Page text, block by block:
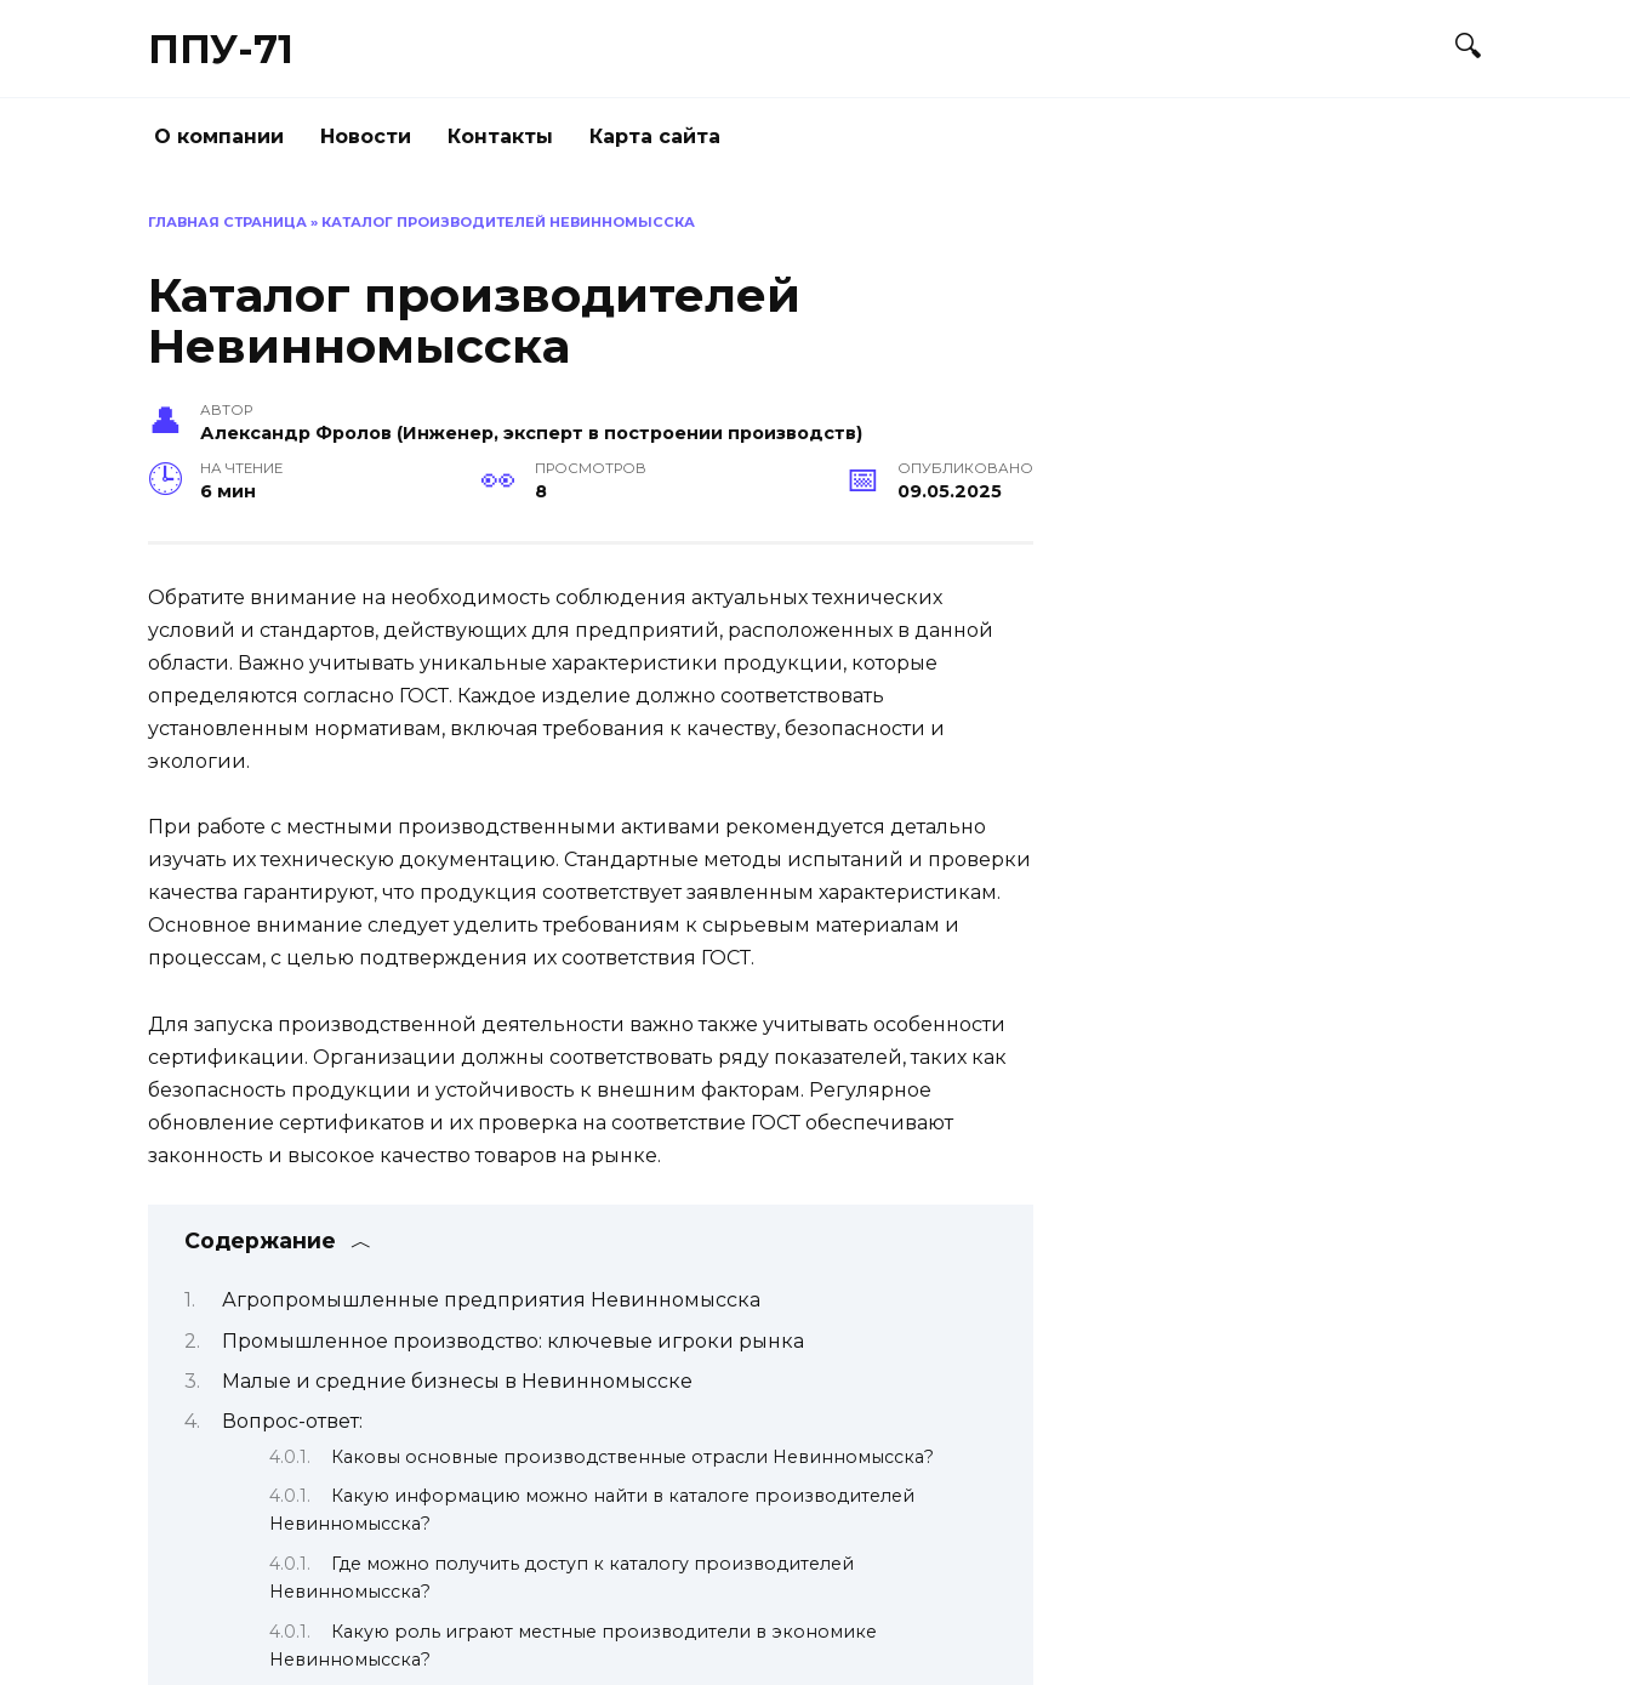
ППУ-71
О компании Новости Контакты Карта сайта
ГЛАВНАЯ СТРАНИЦА » КАТАЛОГ ПРОИЗВОДИТЕЛЕЙ НЕВИННОМЫССКА
Каталог производителей
Невинномысска
АВТОР
Александр Фролов (Инженер, эксперт в построении производств)
НА ЧТЕНИЕ
6 мин
ПРОСМОТРОВ
8
ОПУБЛИКОВАНО
09.05.2025
Обратите внимание на необходимость соблюдения актуальных технических
условий и стандартов, действующих для предприятий, расположенных в данной
области. Важно учитывать уникальные характеристики продукции, которые
определяются согласно ГОСТ. Каждое изделие должно соответствовать
установленным нормативам, включая требования к качеству, безопасности и
экологии.
При работе с местными производственными активами рекомендуется детально
изучать их техническую документацию. Стандартные методы испытаний и проверки
качества гарантируют, что продукция соответствует заявленным характеристикам.
Основное внимание следует уделить требованиям к сырьевым материалам и
процессам, с целью подтверждения их соответствия ГОСТ.
Для запуска производственной деятельности важно также учитывать особенности
сертификации. Организации должны соответствовать ряду показателей, таких как
безопасность продукции и устойчивость к внешним факторам. Регулярное
обновление сертификатов и их проверка на соответствие ГОСТ обеспечивают
законность и высокое качество товаров на рынке.
Содержание
Агропромышленные предприятия Невинномысска
Промышленное производство: ключевые игроки рынка
Малые и средние бизнесы в Невинномысске
Вопрос-ответ:
Каковы основные производственные отрасли Невинномысска?
Какую информацию можно найти в каталоге производителей
Невинномысска?
Где можно получить доступ к каталогу производителей
Невинномысска?
Какую роль играют местные производители в экономике
Невинномысска?